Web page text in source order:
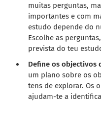
muitas perguntas,
importantes e com
estudo depende do
Escolhe as
prevista do teu
Define os objectivos
um plano sobre os
tens de explorar. Os
ajudam-te a